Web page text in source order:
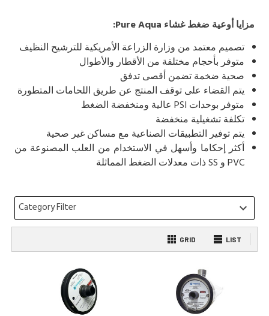
مزايا أوعية ضغط غشاء Pure Aqua:
تصميم معتمد من وزارة الزراعة الأمريكية للترشيح النظيف
متوفر بأحجام مختلفة من الأقطار والأطوال
صحية ضخمة تضمن أقصى تدفق
يتم القضاء على توقف المنتج عن طريق اللحامات المتطورة
متوفر بوحدات PSI عالية ومنخفضة الضغط
تكلفة تشغيلية منخفضة
يتم توفير التطبيقات الصناعية مع مساكن غير صحية
أكثر إحكاما وأسهل في الاستخدام من العلب المصنوعة من
PVC و SS ذات معدلات الضغط المماثلة
Category Filter keyboard_arrow_down
LIST
GRID